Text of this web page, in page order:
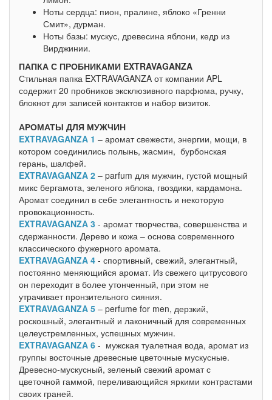
Ноты сердца: пион, пралине, яблоко «Гренни
Смит», дурман.
Ноты базы: мускус, древесина яблони, кедр из
Вирджинии.
ПАПКА С ПРОБНИКАМИ EXTRAVAGANZA
Стильная папка EXTRAVAGANZA от компании APL
содержит 20 пробников эксклюзивного парфюма, ручку,
блокнот для записей контактов и набор визиток.
АРОМАТЫ ДЛЯ МУЖЧИН
EXTRAVAGANZA 1 – аромат свежести, энергии, мощи, в
котором соединились полынь, жасмин, бурбонская
герань, шалфей.
EXTRAVAGANZA 2 – parfum для мужчин, густой мощный
микс бергамота, зеленого яблока, гвоздики, кардамона.
Аромат соединил в себе элегантность и некоторую
провокационность.
EXTRAVAGANZA 3 - аромат творчества, совершенства и
сдержанности. Дерево и кожа – основа современного
классического фужерного аромата.
EXTRAVAGANZA 4 - спортивный, свежий, элегантный,
постоянно меняющийся аромат. Из свежего цитрусового
он переходит в более утонченный, при этом не
утрачивает пронзительного сияния.
EXTRAVAGANZA 5 – perfume for men, дерзкий,
роскошный, элегантный и лаконичный для современных
целеустремленных, успешных мужчин.
EXTRAVAGANZA 6 - мужская туалетная вода, аромат из
группы восточные древесные цветочные мускусные.
Древесно-мускусный, зеленый свежий аромат с
цветочной гаммой, переливающийся яркими контрастами
своих граней.